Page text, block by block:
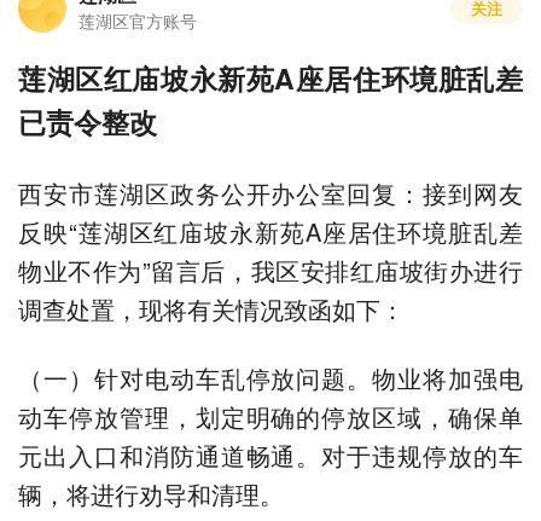
莲湖区官方账号
关注
莲湖区红庙坡永新苑A座居住环境脏乱差
已责令整改
西安市莲湖区政务公开办公室回复：接到网友
反映“莲湖区红庙坡永新苑A座居住环境脏乱差
物业不作为”留言后，我区安排红庙坡街办进行
调查处置，现将有关情况致函如下：
（一）针对电动车乱停放问题。物业将加强电
动车停放管理，划定明确的停放区域，确保单
元出入口和消防通道畅通。对于违规停放的车
辆，将进行劝导和清理。